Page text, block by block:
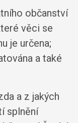
občanství
věci se
je určena;
a také
a z jakých
splnění